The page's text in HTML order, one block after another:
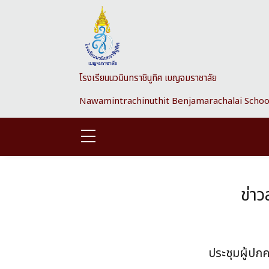
โรงเรียนนวมินทราชินูทิศ เบญจมราชาลัย
Nawamintrachinuthit Benjamarachalai
ข่า
ประชุมผู้ปก